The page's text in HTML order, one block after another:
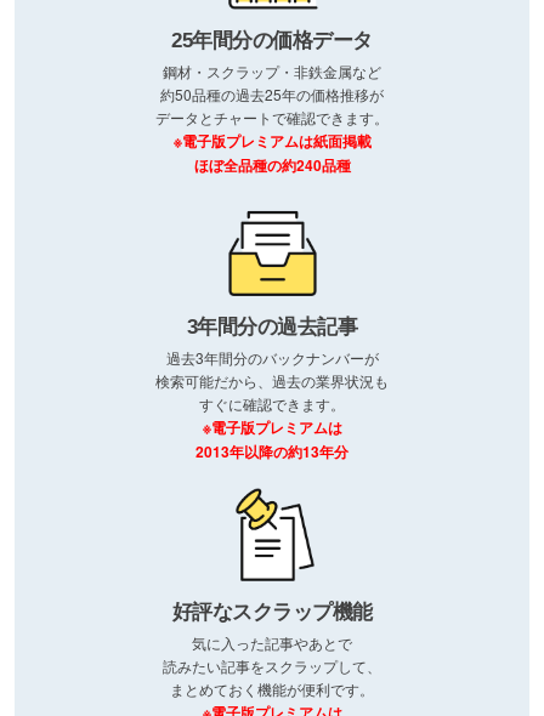
25年間分の価格データ
鋼材・スクラップ・非鉄金属など
約50品種の過去25年の価格推移が
データとチャートで確認できます。
※電子版プレミアムは紙面掲載
ほぼ全品種の約240品種
3年間分の過去記事
過去3年間分のバックナンバーが
検索可能だから、過去の業界状況も
すぐに確認できます。
※電子版プレミアムは
2013年以降の約13年分
好評なスクラップ機能
気に入った記事やあとで
読みたい記事をスクラップして、
まとめておく機能が便利です。